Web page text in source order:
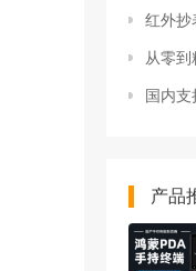
红外抄
从零到
国内支
产品